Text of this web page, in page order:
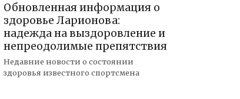
Обновленная информация о
здоровье Ларионова:
надежда на выздоровление и
непреодолимые препятствия
Недавние новости о состоянии
здоровья известного спортсмена